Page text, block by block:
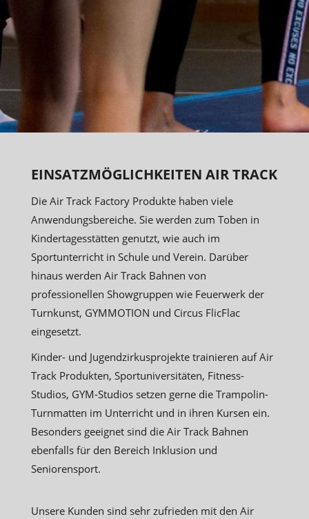
EINSATZMÖGLICHKEITEN AIR TRACK
Die Air Track Factory Produkte haben viele
Anwendungsbereiche. Sie werden zum Toben in
Kindertagesstätten genutzt, wie auch im
Sportunterricht in Schule und Verein. Darüber
hinaus werden Air Track Bahnen von
professionellen Showgruppen wie Feuerwerk der
Turnkunst, GYMMOTION und Circus FlicFlac
eingesetzt.
Kinder- und Jugendzirkusprojekte trainieren auf Air
Track Produkten, Sportuniversitäten, Fitness-
Studios, GYM-Studios setzen gerne die Trampolin-
Turnmatten im Unterricht und in ihren Kursen ein.
Besonders geeignet sind die Air Track Bahnen
ebenfalls für den Bereich Inklusion und
Seniorensport.
Unsere Kunden sind sehr zufrieden mit den Air